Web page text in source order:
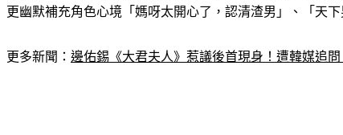
更幽默補充角色心境「媽呀太開心了，認清渣男」、「天下
更多新聞： 邊佑錫《大君夫人》惹議後首現身！遭韓媒追問